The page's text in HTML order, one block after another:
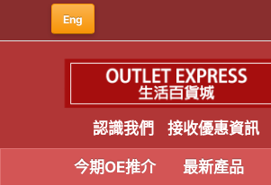
Eng
認識我們 接收優惠資訊
今期OE推介 最新產品